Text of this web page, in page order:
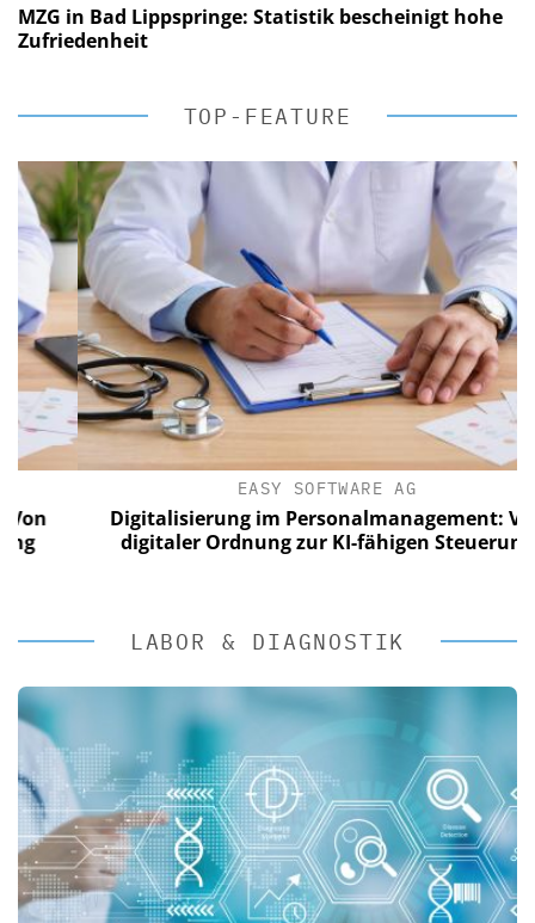
MZG in Bad Lippspringe: Statistik bescheinigt hohe
Zufriedenheit
TOP-FEATURE
EASY SOFTWARE AG
Digitalisierung im Personalmanagement: Von
digitaler Ordnung zur KI-fähigen Steuerung
LABOR & DIAGNOSTIK